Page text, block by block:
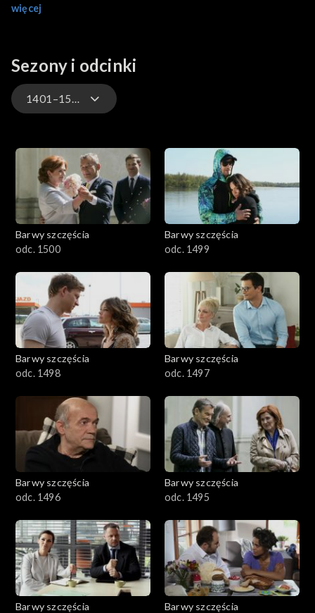
sam środek zamieszek, gdzie pod domem gwałciciela zebrał się
ograniczoną władzę rodzicielską. Basia decyduje się przyjąć pod
swój dach syryjską rodzinę w potrzebie, poleconą jej przez
księdza Damiana.
więcej
Sezony i odcinki
1401–1500
3201-3300
3101-3200
3001-3100
2901-3000
2801–2900
2701–2800
2501–2600
2401–2500
2301–2400
2201–2300
2101–2200
2001–2100
Barwy szczęścia
odc. 1500
Barwy szczęścia
odc. 1499
Barwy szczęścia
odc. 1498
Barwy szczęścia
odc. 1497
Barwy szczęścia
odc. 1496
Barwy szczęścia
odc. 1495
Barwy szczęścia
Barwy szczęścia